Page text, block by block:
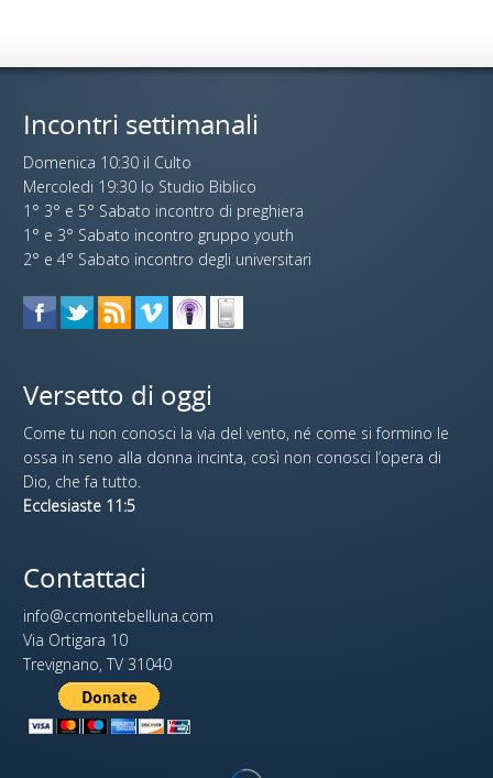
Incontri settimanali
Domenica 10:30 il Culto
Mercoledi 19:30 lo Studio Biblico
1° 3° e 5° Sabato incontro di preghiera
1° e 3° Sabato incontro gruppo youth
2° e 4° Sabato incontro degli universitari
Versetto di oggi
Come tu non conosci la via del vento, né come si formino le
ossa in seno alla donna incinta, così non conosci l’opera di
Dio, che fa tutto.
Ecclesiaste 11:5
Contattaci
info@ccmontebelluna.com
Via Ortigara 10
Trevignano, TV 31040